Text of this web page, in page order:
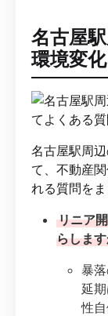
名古屋
環境変
名古屋駅周
て、不動産
れる質問をま
リニア
らしま
暴
延
性